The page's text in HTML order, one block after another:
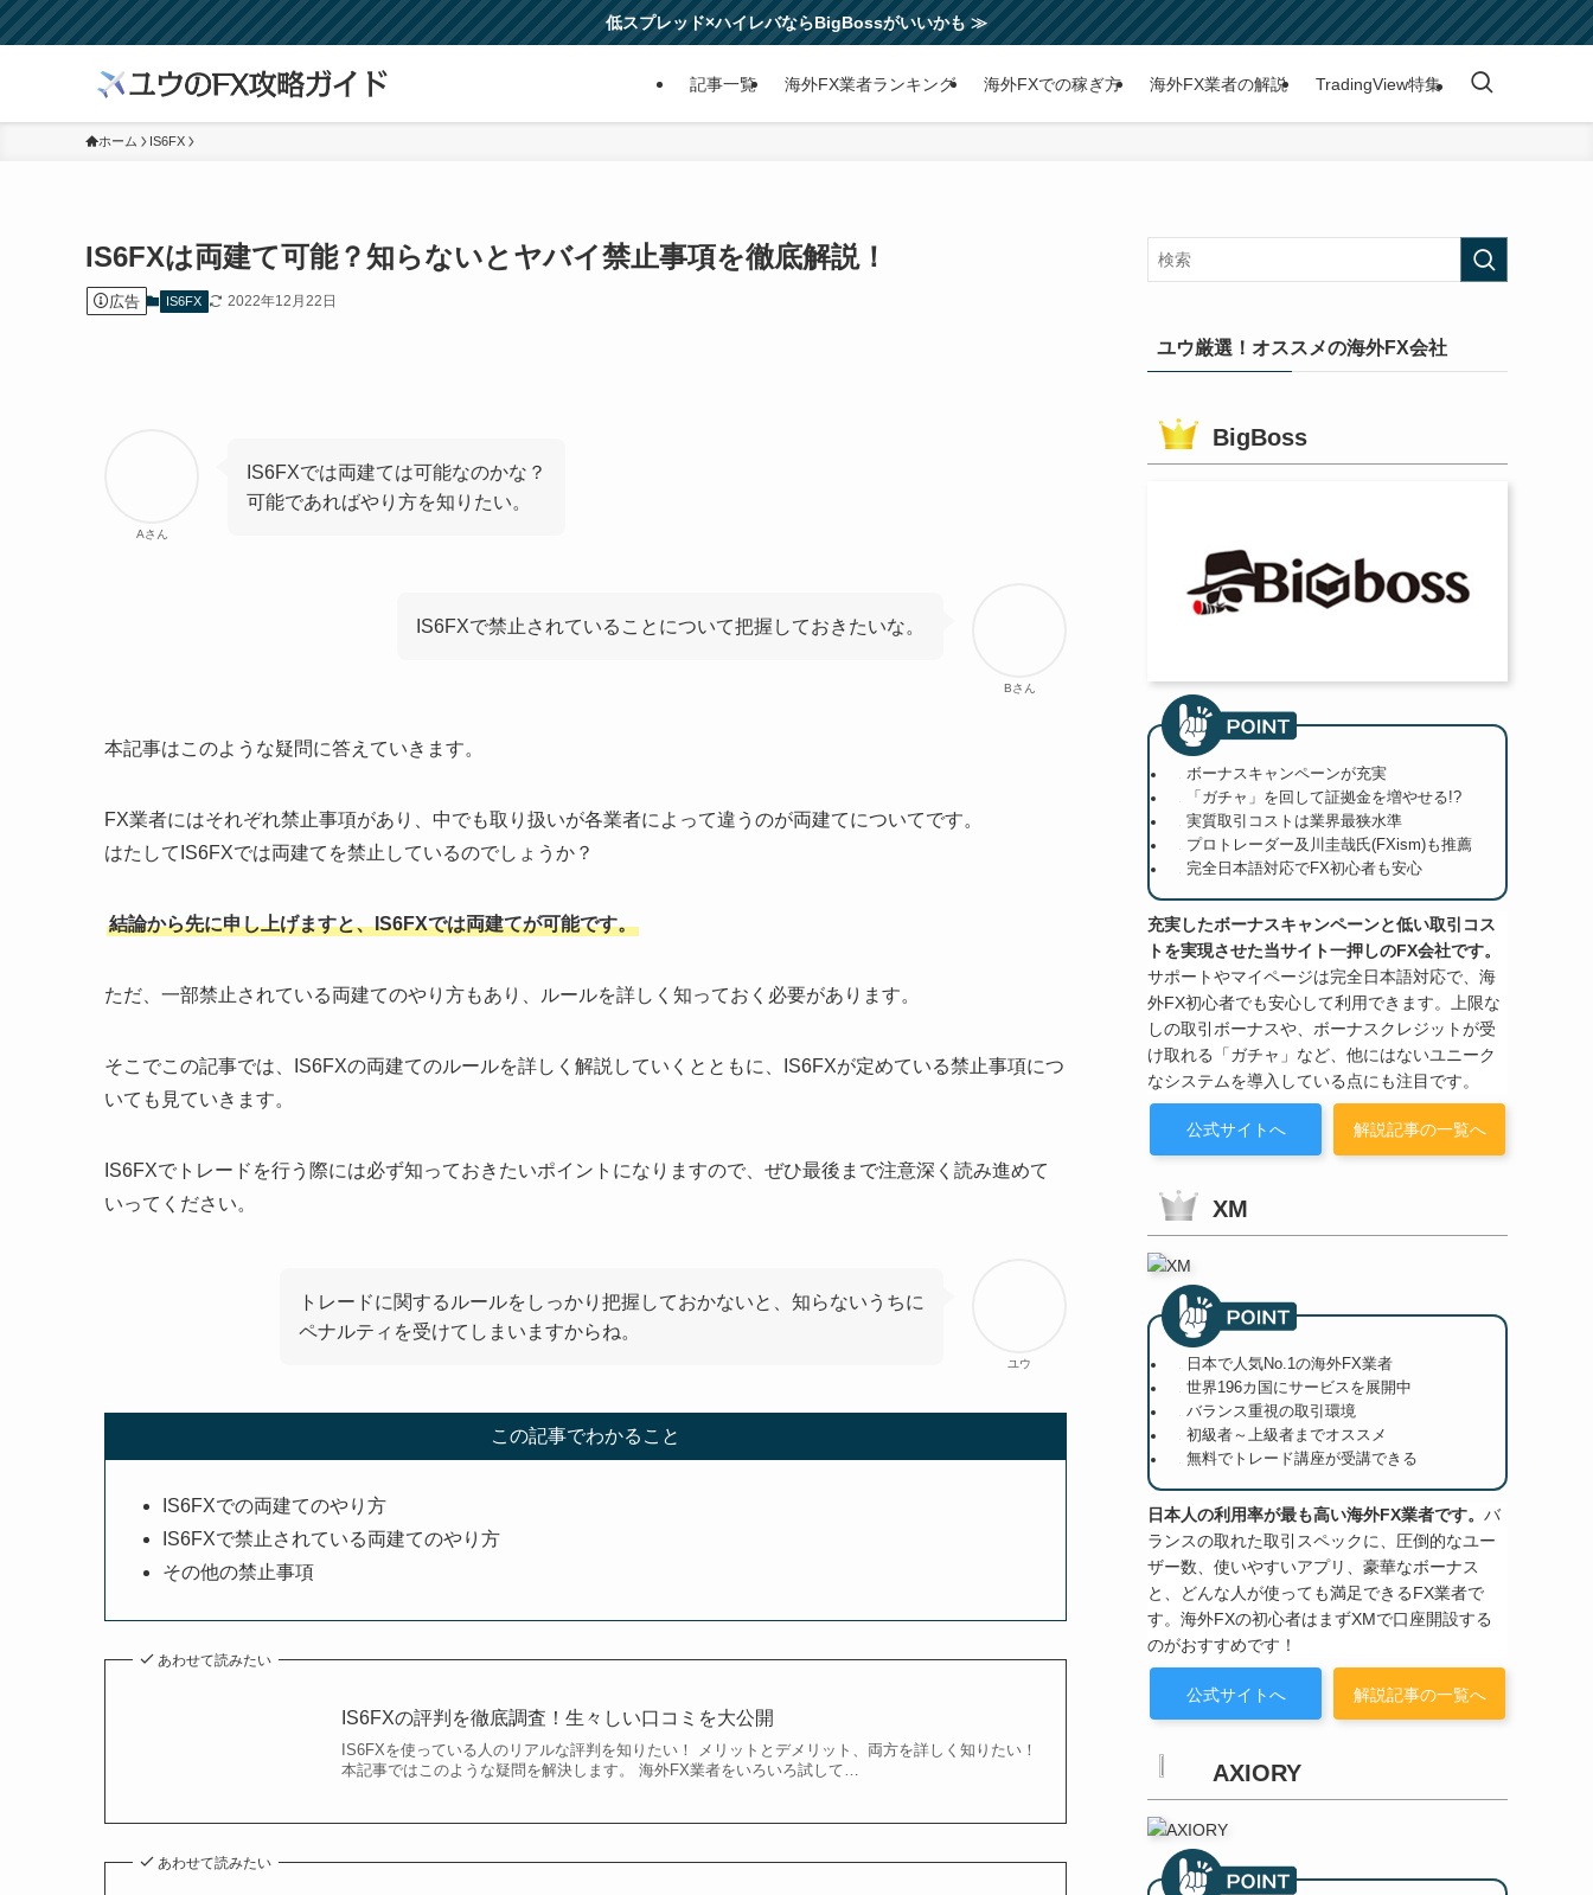
低スプレッド×ハイレバならBigBossがいいかも ≫
記事一覧 海外FX業者ランキング 海外FXでの稼ぎ方 海外FX業者の解説 TradingView特集
ホーム IS6FX
IS6FXは両建て可能？知らないとヤバイ禁止事項を徹底解説！
広告 IS6FX 2022年12月22日
Aさん
IS6FXでは両建ては可能なのかな？
可能であればやり方を知りたい。
Bさん
IS6FXで禁止されていることについて把握しておきたいな。
本記事はこのような疑問に答えていきます。
FX業者にはそれぞれ禁止事項があり、中でも取り扱いが各業者によって違うのが両建てについてです。
はたしてIS6FXでは両建てを禁止しているのでしょうか？
結論から先に申し上げますと、IS6FXでは両建てが可能です。
ただ、一部禁止されている両建てのやり方もあり、ルールを詳しく知っておく必要があります。
そこでこの記事では、IS6FXの両建てのルールを詳しく解説していくとともに、IS6FXが定めている禁止事項につ
いても見ていきます。
IS6FXでトレードを行う際には必ず知っておきたいポイントになりますので、ぜひ最後まで注意深く読み進めて
いってください。
ユウ
トレードに関するルールをしっかり把握しておかないと、知らないうちに
ペナルティを受けてしまいますからね。
この記事でわかること
IS6FXでの両建てのやり方
IS6FXで禁止されている両建てのやり方
その他の禁止事項
あわせて読みたい
IS6FXの評判を徹底調査！生々しい口コミを大公開
IS6FXを使っている人のリアルな評判を知りたい！ メリットとデメリット、両方を詳しく知りたい！
本記事ではこのような疑問を解決します。 海外FX業者をいろいろ試して…
あわせて読みたい
ユウ厳選！オススメの海外FX会社
BigBoss
ボーナスキャンペーンが充実
「ガチャ」を回して証拠金を増やせる!?
実質取引コストは業界最狭水準
プロトレーダー及川圭哉氏(FXism)も推薦
完全日本語対応でFX初心者も安心
充実したボーナスキャンペーンと低い取引コス
トを実現させた当サイト一押しのFX会社です。
サポートやマイページは完全日本語対応で、海
外FX初心者でも安心して利用できます。上限な
しの取引ボーナスや、ボーナスクレジットが受
け取れる「ガチャ」など、他にはないユニーク
なシステムを導入している点にも注目です。
公式サイトへ 解説記事の一覧へ
XM
日本で人気No.1の海外FX業者
世界196カ国にサービスを展開中
バランス重視の取引環境
初級者～上級者までオススメ
無料でトレード講座が受講できる
日本人の利用率が最も高い海外FX業者です。 バ
ランスの取れた取引スペックに、圧倒的なユー
ザー数、使いやすいアプリ、豪華なボーナス
と、どんな人が使っても満足できるFX業者で
す。海外FXの初心者はまずXMで口座開設する
のがおすすめです！
公式サイトへ 解説記事の一覧へ
AXIORY